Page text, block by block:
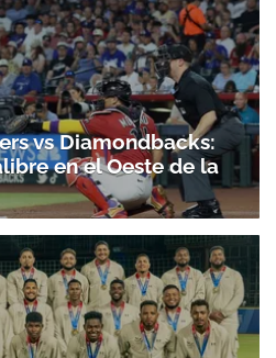
vs Diamondbacks:
en el Oeste de la